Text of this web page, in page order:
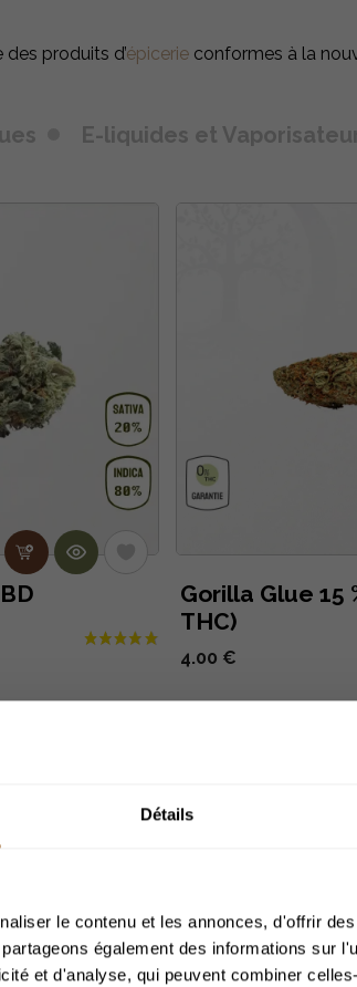
Détails
le contenu et les annonces, d'offrir
également des informations sur
et d'analyse, qui peuvent combiner
des produits d’épicerie conformes à la
E-liquides et
Gorilla Glue 15
THC)
4.00 €